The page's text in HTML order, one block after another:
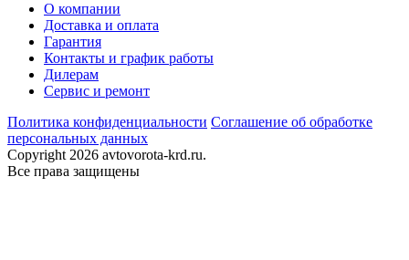
О компании
Доставка и оплата
Гарантия
Контакты и график работы
Дилерам
Сервис и ремонт
Политика конфиденциальности Соглашение об обработке
персональных данных
Copyright 2026 avtovorota-krd.ru.
Все права защищены